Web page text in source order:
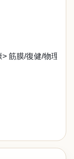
筋膜/復健/物理治療